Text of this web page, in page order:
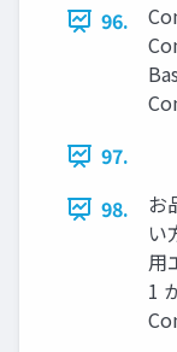
96.
97.
98.
お
い
用
1